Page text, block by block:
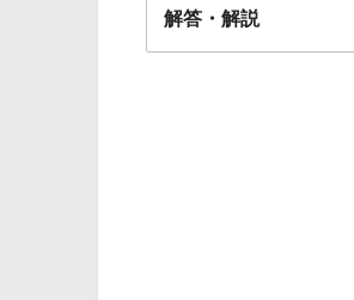
解答・解説